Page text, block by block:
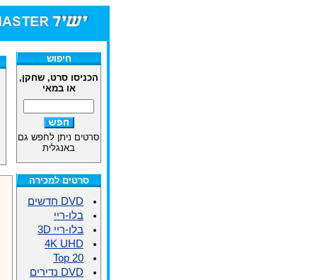
חיפוש
הכניסו סרט, שחקן,
או במאי
סרטים ניתן לחפש גם
באנגלית
סרטים למכירה
DVD חדשים
בלו-ריי
בלו-ריי 3D
4K UHD
Top 20
DVD נדירים